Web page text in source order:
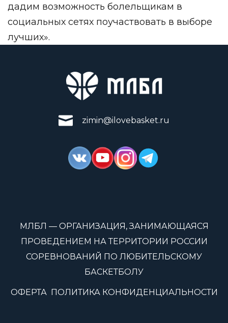
дадим возможность болельщикам в
социальных сетях поучаствовать в выборе
лучших».
zimin@ilovebasket.ru
МЛБЛ — ОРГАНИЗАЦИЯ, ЗАНИМАЮЩАЯСЯ
ПРОВЕДЕНИЕМ НА ТЕРРИТОРИИ РОССИИ
СОРЕВНОВАНИЙ ПО ЛЮБИТЕЛЬСКОМУ
БАСКЕТБОЛУ
ОФЕРТА ПОЛИТИКА КОНФИДЕНЦИАЛЬНОСТИ